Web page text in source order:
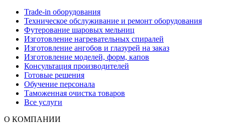
Trade-in оборудования
Техническое обслуживание и ремонт оборудования
Футерование шаровых мельниц
Изготовление нагревательных спиралей
Изготовление ангобов и глазурей на заказ
Изготовление моделей, форм, капов
Консультация производителей
Готовые решения
Обучение персонала
Таможенная очистка товаров
Все услуги
О КОМПАНИИ